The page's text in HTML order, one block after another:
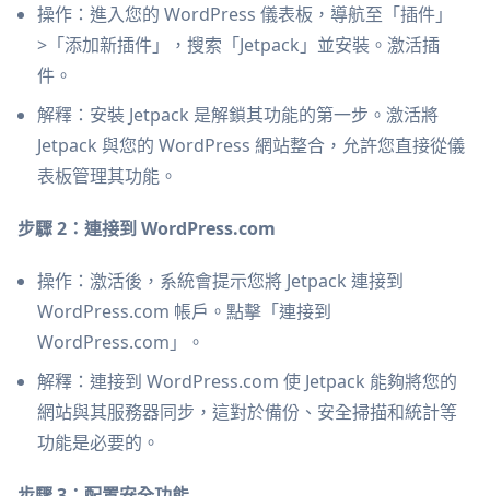
操作：進入您的 WordPress 儀表板，導航至「插件」
>「添加新插件」，搜索「Jetpack」並安裝。激活插
件。
解釋：安裝 Jetpack 是解鎖其功能的第一步。激活將
Jetpack 與您的 WordPress 網站整合，允許您直接從儀
表板管理其功能。
步驟 2：連接到 WordPress.com
操作：激活後，系統會提示您將 Jetpack 連接到
WordPress.com 帳戶。點擊「連接到
WordPress.com」。
解釋：連接到 WordPress.com 使 Jetpack 能夠將您的
網站與其服務器同步，這對於備份、安全掃描和統計等
功能是必要的。